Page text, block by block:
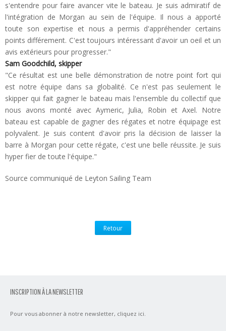
s'entendre pour faire avancer vite le bateau. Je suis admiratif de
l'intégration de Morgan au sein de l'équipe. Il nous a apporté
toute son expertise et nous a permis d'appréhender certains
points différement. C'est toujours intéressant d'avoir un oeil et un
avis extérieurs pour progresser."
Sam Goodchild, skipper
"Ce résultat est une belle démonstration de notre point fort qui
est notre équipe dans sa globalité. Ce n'est pas seulement le
skipper qui fait gagner le bateau mais l'ensemble du collectif que
nous avons monté avec Aymeric, Julia, Robin et Axel. Notre
bateau est capable de gagner des régates et notre équipage est
polyvalent. Je suis content d'avoir pris la décision de laisser la
barre à Morgan pour cette régate, c'est une belle réussite. Je suis
hyper fier de toute l'équipe."
Source communiqué de Leyton Sailing Team
Retour
INSCRIPTION À LA NEWSLETTER
Pour vous abonner à notre newsletter, cliquez ici.